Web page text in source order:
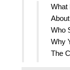
What
Who
Why
The